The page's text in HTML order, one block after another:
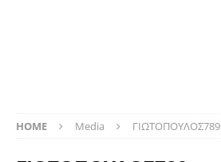
HOME Media ΓΙΩΤΟΠΟΥΛΟΣ789